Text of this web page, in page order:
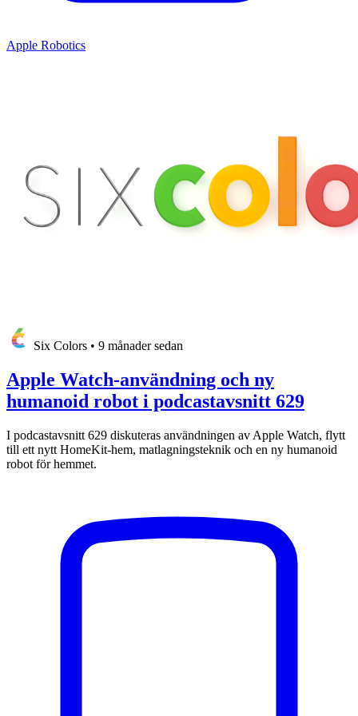
Apple Robotics
Six Colors • 9 månader sedan
Apple Watch-användning och ny
humanoid robot i podcastavsnitt 629
I podcastavsnitt 629 diskuteras användningen av Apple Watch, flytt
till ett nytt HomeKit-hem, matlagningsteknik och en ny humanoid
robot för hemmet.